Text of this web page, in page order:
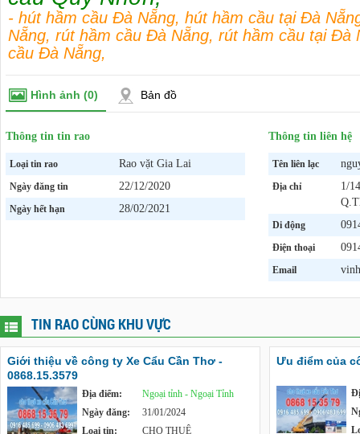
- hút hầm cầu Đà Nẵng, hút hầm cầu tại Đà
Nẵng, rút hầm cầu Đà Nẵng, rút hầm cầu tại Đà
cầu Đà Nẵng,
Hình ảnh (0) Bản đồ
Thông tin tin rao
Loại tin rao Rao vặt Gia Lai
Ngày đăng tin 22/12/2020
Ngày hết hạn 28/02/2021
Thông tin liên hệ
Tên liên lạc
Địa chỉ
1/
Di động
Điện thoại
Email
TIN RAO CÙNG KHU VỰC
Giới thiệu về công ty Xe Cẩu Cần Thơ -
0868.15.3579
Địa điểm:
Ngoại tỉnh - Ngoại Tỉnh
Ngày đăng:
31/01/2024
Loại tin:
CHO THUÊ
Ưu điểm của